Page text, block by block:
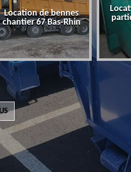
Location de bennes
chantier 67 Bas-Rhin